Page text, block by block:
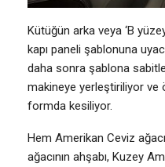
Kütüğün arka veya ‘B
kapı paneli şablonuna
daha sonra şablona
makineye yerleştiriliyor ve
formda kesiliyor.
Hem Amerikan Ceviz
ağacının ahşabı, Kuzey